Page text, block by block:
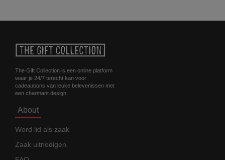
The Gift Collection is een online platform
waar je 24/7 terecht kan voor
cadeaubons van leuke belevenissen met
een charmant design.
About
Word lid als zaak
Zaak uitnodigen